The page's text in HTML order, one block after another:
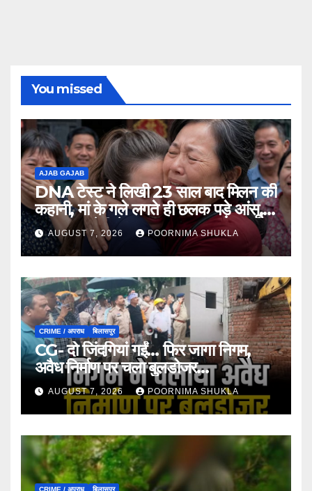
You missed
AJAB GAJAB
DNA टेस्ट ने लिखी 23 साल बाद मिलन की
कहानी, मां के गले लगते ही छलक पड़े आंसू,
भावुक कर देगी ये मुलाकात…
AUGUST 7, 2026 POORNIMA SHUKLA
CRIME / अपराध बिलासपुर
CG- दो जिंदगियां गईं… फिर जागा निगम,
अवैध निर्माण पर चला बुलडोजर…
AUGUST 7, 2026 POORNIMA SHUKLA
CRIME / अपराध बिलासपुर